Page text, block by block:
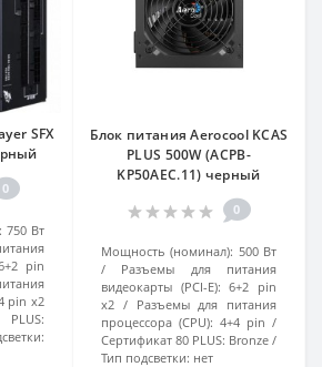
SFX
0
750 Вт
pin
pin x2
Блок питания Aerocool KCAS
PLUS 500W (ACPB-
KP50AEC.11) черный
0
Мощность (номинал): 500 Вт
Разъемы для питания
видеокарты (PCI-E): 6+2 pin
x2
Разъемы для питания
процессора (CPU): 4+4 pin
Сертификат 80 PLUS: Bronze
Тип подсветки: нет